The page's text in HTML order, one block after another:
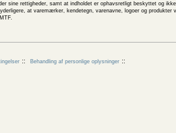
sine rettigheder, samt at indholdet er ophavsretligt beskyttet og
at varemærker, kendetegn, varenavne, logoer og
Behandling af personlige oplysninger